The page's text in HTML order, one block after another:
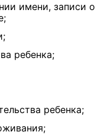
имени, записи о
ребенка;
ребенка;